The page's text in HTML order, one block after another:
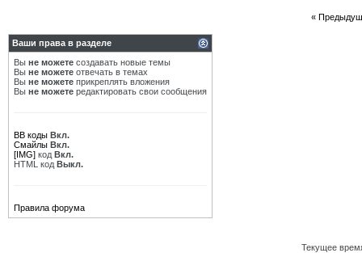
«
Ваши права в разделе
Вы не можете создавать новые темы
Вы не можете отвечать в темах
Вы не можете прикреплять вложения
Вы не можете редактировать свои сообщения
BB коды Вкл.
Смайлы Вкл.
[IMG] код Вкл.
HTML код Выкл.
Правила форума
Текущее